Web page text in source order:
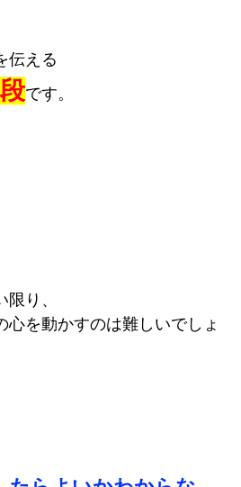
伝える
です。
り、
心を動かすのは難しいでしょ